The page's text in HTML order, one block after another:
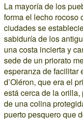
La mayoría de los
forma el lecho rocoso
ciudades se
sabiduría de los
una costa incierta y
sede de un priorato
esperanza de facilitar
d’Oléron, que era el
está cerca de la
de una colina
puerto pesquero que